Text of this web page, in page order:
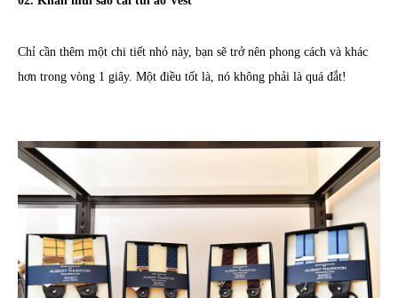
Chỉ cần thêm một chi tiết nhỏ này, bạn sẽ trở nên phong cách và khác
hơn trong vòng 1 giây. Một điều tốt là, nó không phải là quá đắt!